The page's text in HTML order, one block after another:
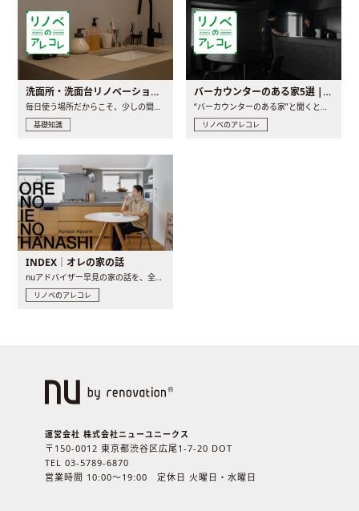
洗面所・洗面台リノベーションの事例と間取りアイデア
毎日使う場所だからこそ、少しの間取りの工夫や素材の選び方で..
基礎知識
バーカウンターのある家5選 | 日常に馴染む“距離の近い”キッチンとは
“バーカウンターのある家”と聞くと、少し特別な、大人のための..
リノベのアレコレ
INDEX｜オレの家の話
リノベのアレコレ
運営会社 株式会社ニューユニークス
〒150-0012 東京都渋谷区広尾1-7-20 DOT
TEL 03-5789-6870
営業時間 10:00〜19:00 定休日 火曜日・水曜日